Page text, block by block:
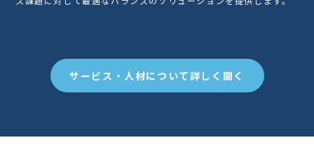
サービス・人材について詳しく聞く